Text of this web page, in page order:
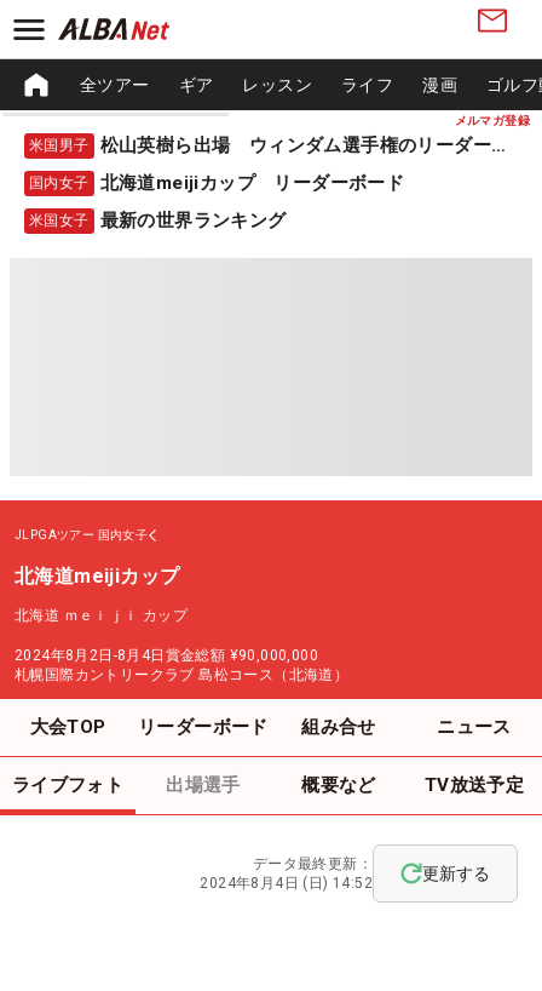
メルマガ登録
全ツアー ギア レッスン ライフ 漫画 ゴル
米国男子 松山英樹ら出場 ウィンダム選手権のリーダーボード
国内女子 北海道meijiカップ リーダーボード
米国女子 最新の世界ランキング
JLPGAツアー 国内女子
北海道meijiカップ
北海道 ｍｅｉｊｉ カップ
2024年8月2日-8月4日 賞金総額 ¥90,000,000
札幌国際カントリークラブ 島松コース（北海道）
大会TOP リーダーボード 組み合せ ニュース
ライブフォト 出場選手 概要など TV放送予定
データ最終更新：
2024年8月4日 (日) 14:52
更新する